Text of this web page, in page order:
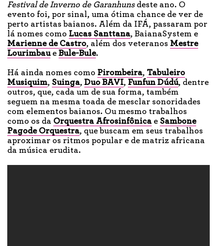
Festival de Inverno de Garanhunsdeste ano. O
evento foi, por sinal, uma ótima chance de ver de
perto artistas baianos. Além da IFÁ, passaram por
lá nomes como Lucas Santtana, BaianaSystem e
Marienne de Castro, além dos veteranos Mestre
Lourimbaue Bule-Bule.
Há ainda nomes como Pirombeira, Tabuleiro
Musiquim, Suinga, Duo BAVI, Funfun Dúdú, dentre
outros, que, cada um de sua forma, também
seguem na mesma toada de mesclar sonoridades
com elementos baianos. Ou mesmo trabalhos
como os da Orquestra Afrosinfônica e Sambone
Pagode Orquestra, que buscam em seus trabalhos
aproximar os ritmos popular e de matriz africana
da música erudita.